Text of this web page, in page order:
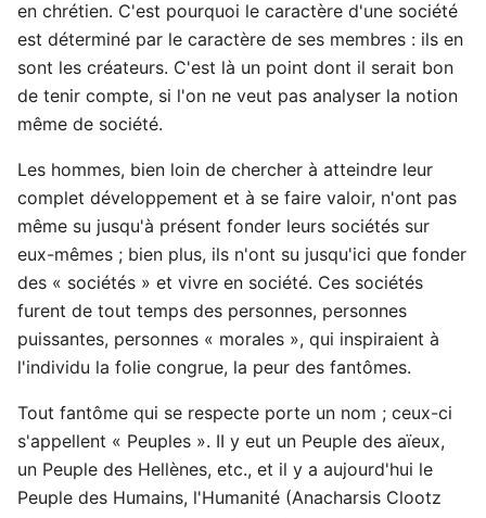
en chrétien. C'est pourquoi le caractère d'une société
est déterminé par le caractère de ses membres : ils en
sont les créateurs. C'est là un point dont il serait bon
de tenir compte, si l'on ne veut pas analyser la notion
même de société.
Les hommes, bien loin de chercher à atteindre leur
complet développement et à se faire valoir, n'ont pas
même su jusqu'à présent fonder leurs sociétés sur
eux-mêmes ; bien plus, ils n'ont su jusqu'ici que fonder
des « sociétés » et vivre en société. Ces sociétés
furent de tout temps des personnes, personnes
puissantes, personnes « morales », qui inspiraient à
l'individu la folie congrue, la peur des fantômes.
Tout fantôme qui se respecte porte un nom ; ceux-ci
s'appellent « Peuples ». II y eut un Peuple des aïeux,
un Peuple des Hellènes, etc., et il y a aujourd'hui le
Peuple des Humains, l'Humanité (Anacharsis Clootz